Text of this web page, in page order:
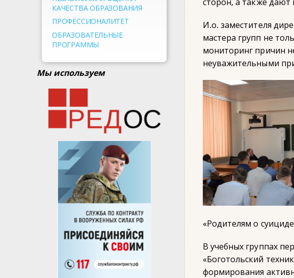
КАЧЕСТВА ОБРАЗОВАНИЯ
ПРОФЕССИОНАЛИТЕТ
ОБРАЗОВАТЕЛЬНЫЕ
ПРОГРАММЫ
Мы используем
И.о. заместителя
мастера групп не
мониторинг причин
неуважительными
«Родителям о
В учебных группах
«Боготольский
формирования